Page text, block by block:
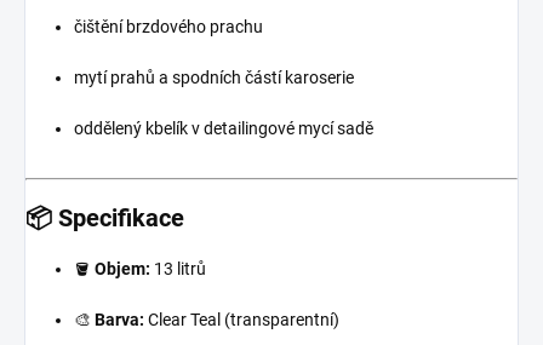
čištění brzdového prachu
mytí prahů a spodních částí karoserie
oddělený kbelík v detailingové mycí sadě
📦 Specifikace
🪣 Objem: 13 litrů
🎨 Barva: Clear Teal (transparentní)